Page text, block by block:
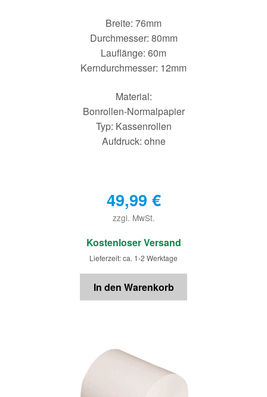
Breite: 76mm
Durchmesser: 80mm
Lauflänge: 60m
Kerndurchmesser: 12mm
Material:
Bonrollen-Normalpapier
Typ: Kassenrollen
Aufdruck: ohne
49,99 €
zzgl. MwSt.
€
Kostenloser Versand
Lieferzeit: ca. 1-2 Werktage
In den Warenkorb